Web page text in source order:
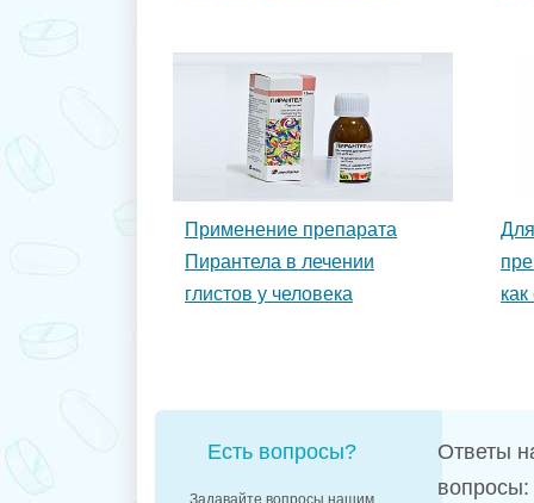
Применение препарата
Пирантела в лечении
глистов у человека
Есть вопросы?
Задавайте вопросы нашим
Ответы
вопросы: